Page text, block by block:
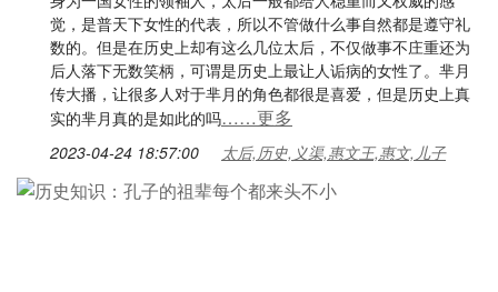
觉，是普天下女性的代表，所以不管做什么事自然都是遵守礼
数的。但是在历史上却有这么几位太后，不仅做事不庄重还为
后人落下无数笑柄，可谓是历史上最让人诟病的女性了。芈月
传大播，让很多人对于芈月的角色都很是喜爱，但是历史上真
实的芈月真的是如此的吗……更多
2023-04-24 18:57:00 太后,历史,义渠,惠文王,惠文,儿子